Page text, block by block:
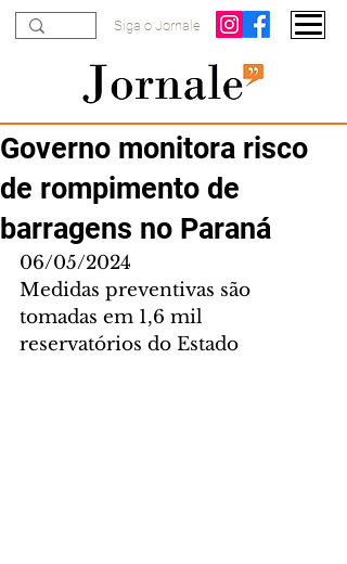
Siga o Jornale
Governo monitora risco
de rompimento de
barragens no Paraná
06/05/2024
Medidas preventivas são
tomadas em 1,6 mil
reservatórios do Estado